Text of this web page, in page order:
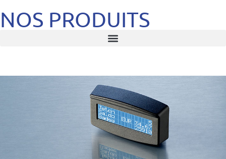
NOS PRODUITS